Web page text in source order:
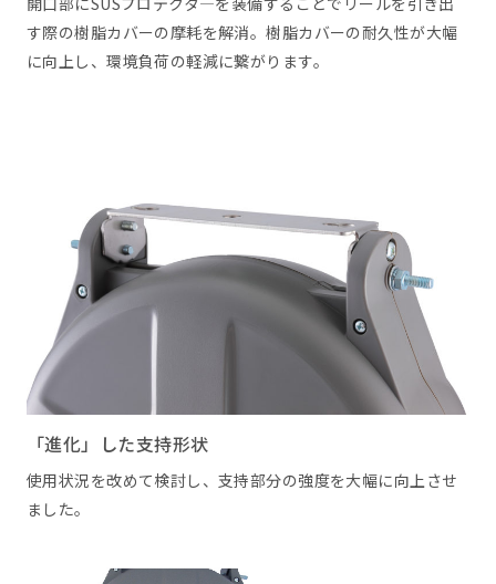
す際の樹脂カバーの摩耗を解消。樹脂カバーの耐久性が大幅
に向上し、環境負荷の軽減に繋がります。
「進化」した支持形状
使用状況を改めて検討し、支持部分の強度を大幅に向上させ
ました。